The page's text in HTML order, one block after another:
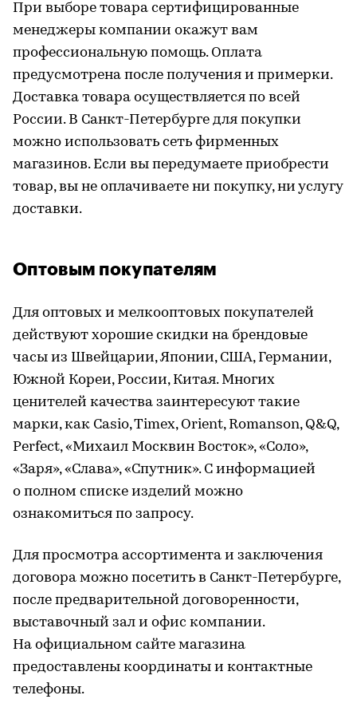
При выборе товара сертифицированные
менеджеры компании окажут вам
профессиональную помощь. Оплата
предусмотрена после получения и примерки.
Доставка товара осуществляется по всей
России. В Санкт-Петербурге для покупки
можно использовать сеть фирменных
магазинов. Если вы передумаете приобрести
товар, вы не оплачиваете ни покупку, ни услугу
доставки.
Оптовым покупателям
Для оптовых и мелкооптовых покупателей
действуют хорошие скидки на брендовые
часы из Швейцарии, Японии, США, Германии,
Южной Кореи, России, Китая. Многих
ценителей качества заинтересуют такие
марки, как Casio, Timex, Orient, Romanson, Q&Q,
Perfect, «Михаил Москвин Восток», «Соло»,
«Заря», «Слава», «Спутник». С информацией
о полном списке изделий можно
ознакомиться по запросу.
Для просмотра ассортимента и заключения
договора можно посетить в Санкт-Петербурге,
после предварительной договоренности,
выставочный зал и офис компании.
На официальном сайте магазина
предоставлены координаты и контактные
телефоны.